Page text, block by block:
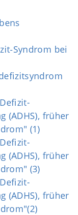
bei
(ADHS), früher
(1)
(ADHS), früher
(3)
(ADHS), früher